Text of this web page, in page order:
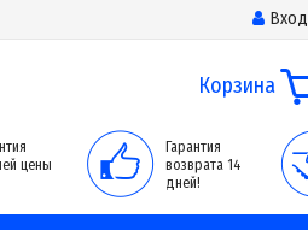
Вход
Корзина
цены
Гарантия
возврата 14
дней!